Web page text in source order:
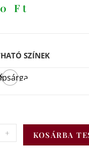
Ft
SZÍNEK
+ KOSÁRBA